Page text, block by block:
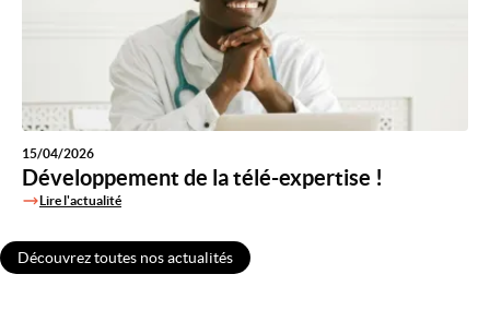
15/04/2026
Développement de la télé-expertise !
Lire l'actualité
Découvrez toutes nos actualités